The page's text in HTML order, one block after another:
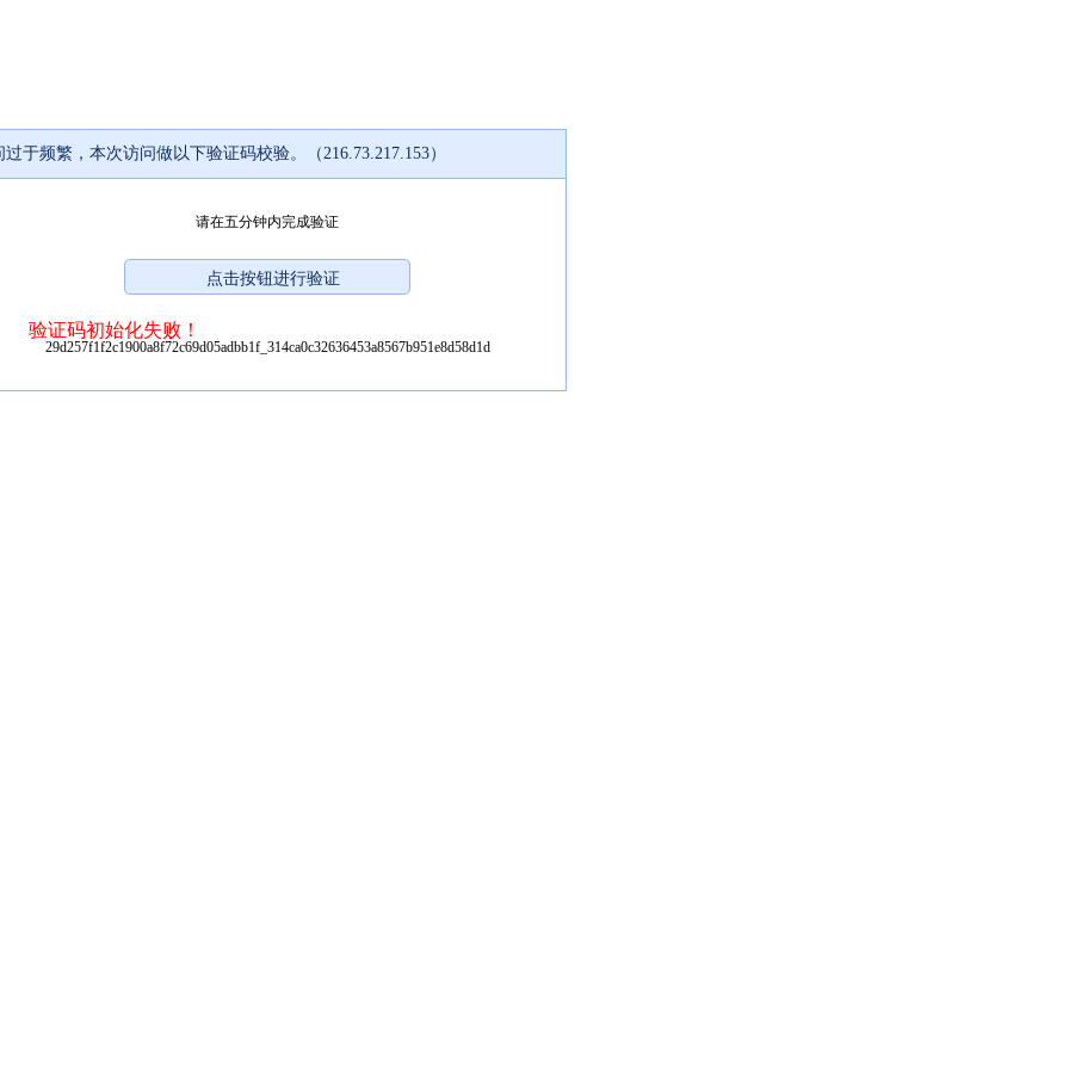
过于频繁，本次访问做以下验证码校验。（216.73.217.153）
请在五分钟内完成验证
验证码初始化失败！
29d257f1f2c1900a8f72c69d05adbb1f_314ca0c32636453a8567b951e8d58d1d